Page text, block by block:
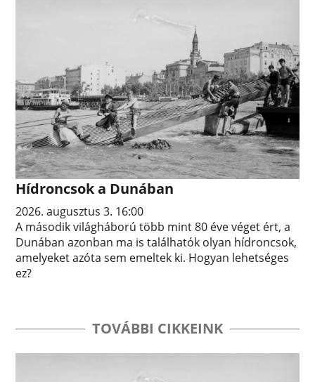
Hídroncsok a Dunában
2026. augusztus 3. 16:00
A második világháború több mint 80 éve véget ért, a
Dunában azonban ma is találhatók olyan hídroncsok,
amelyeket azóta sem emeltek ki. Hogyan lehetséges
ez?
TOVÁBBI CIKKEINK